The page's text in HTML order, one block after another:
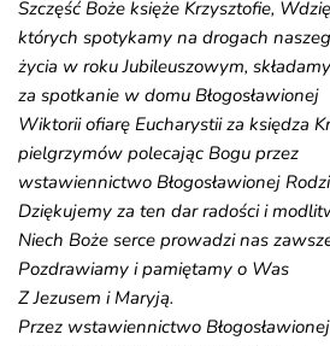
Szczęść Boże księże Krzysztofie,
których spotykamy na drogach
życia w roku Jubileuszowym,
za spotkanie w domu Błogosławionej
Wiktorii ofiarę Eucharystii za księdza
pielgrzymów polecając Bogu przez
wstawiennictwo Błogosławionej
Dziękujemy za ten dar radości i
Niech Boże serce prowadzi nas
Pozdrawiamy i pamiętamy o Was
Z Jezusem i Maryją.
Przez wstawiennictwo